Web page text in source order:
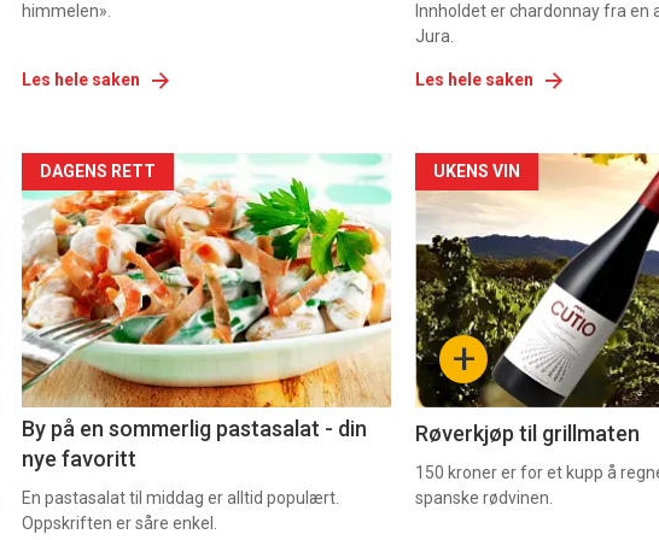
himmelen».
Les hele saken
Innholdet er chardonnay fra en
Jura.
Les hele saken
Forsiden
akkurat
nå
-
5
DAGENS RETT
By på en sommerlig pastasalat - din
nye favoritt
En pastasalat til middag er alltid populært.
Oppskriften er såre enkel.
Forsiden
akkurat
nå
-
6 +
UKENS VIN
Røverkjøp til grillmaten
150 kroner er for et kupp å
spanske rødvinen.